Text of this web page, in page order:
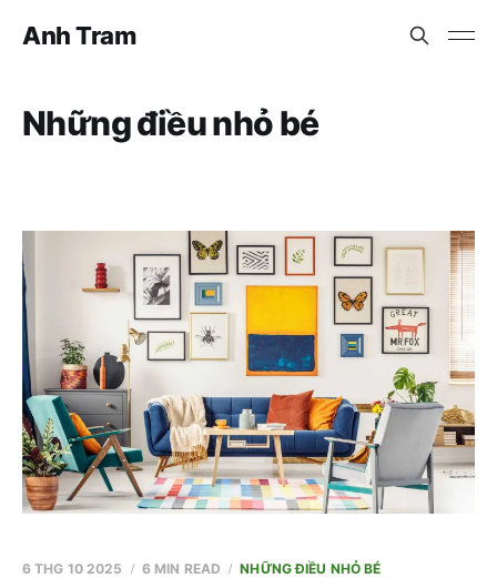
Anh Tram
Những điều nhỏ bé
6 THG 10 2025 6 MIN READ NHỮNG ĐIỀU NHỎ BÉ